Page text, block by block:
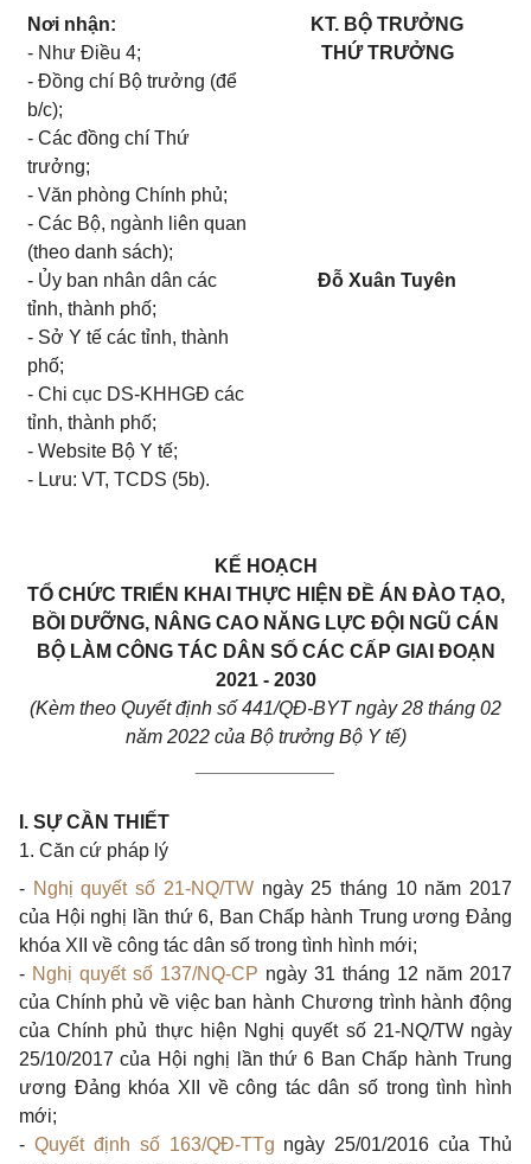
Nơi nhận:
- Như Điều 4;
- Đồng chí Bộ trưởng (để
b/c);
- Các đồng chí Thứ
trưởng;
- Văn phòng Chính phủ;
- Các Bộ, ngành liên quan
(theo danh sách);
- Ủy ban nhân dân các
tỉnh, thành phố;
- Sở Y tế các tỉnh, thành
phố;
- Chi cục DS-KHHGĐ các
tỉnh, thành phố;
- Website Bộ Y tế;
- Lưu: VT, TCDS (5b).
KT. BỘ TRƯỞNG
THỨ TRƯỞNG
Đỗ Xuân Tuyên
KẾ HOẠCH
TỔ CHỨC TRIỂN KHAI THỰC HIỆN ĐỀ ÁN ĐÀO TẠO,
BỒI DƯỠNG, NÂNG CAO NĂNG LỰC ĐỘI NGŨ CÁN
BỘ LÀM CÔNG TÁC DÂN SỐ CÁC CẤP GIAI ĐOẠN
2021 - 2030
(Kèm theo Quyết định số 441/QĐ-BYT ngày 28 tháng 02
năm 2022 của Bộ trưởng Bộ Y tế)
I. SỰ CẦN THIẾT
1. Căn cứ pháp lý
- Nghị quyết số 21-NQ/TW ngày 25 tháng 10 năm 2017
của Hội nghị lần thứ 6, Ban Chấp hành Trung ương Đảng
khóa XII về công tác dân số trong tình hình mới;
- Nghị quyết số 137/NQ-CP ngày 31 tháng 12 năm 2017
của Chính phủ về việc ban hành Chương trình hành động
của Chính phủ thực hiện Nghị quyết số 21-NQ/TW ngày
25/10/2017 của Hội nghị lần thứ 6 Ban Chấp hành Trung
ương Đảng khóa XII về công tác dân số trong tình hình
mới;
- Quyết định số 163/QĐ-TTg ngày 25/01/2016 của Thủ